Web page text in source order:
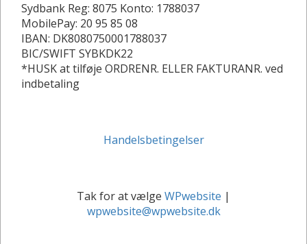
Sydbank Reg: 8075 Konto: 1788037
MobilePay: 20 95 85 08
IBAN: DK8080750001788037
BIC/SWIFT SYBKDK22
*HUSK at tilføje ORDRENR. ELLER FAKTURANR. ved
indbetaling
Handelsbetingelser
Tak for at vælge WPwebsite |
wpwebsite@wpwebsite.dk